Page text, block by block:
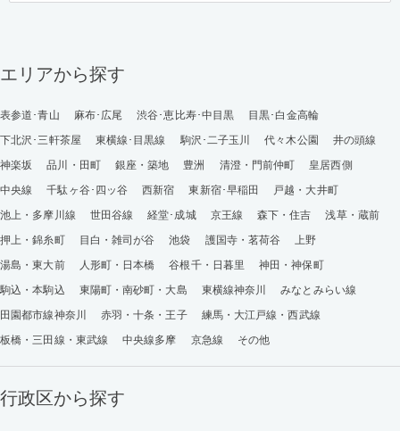
エリアから探す
表参道･青山 麻布･広尾 渋谷･恵比寿･中目黒
目黒･白金高輪
下北沢･三軒茶屋
東横線･目黒線 駒沢･二子玉川 代々木公園
井の頭線
神楽坂
品川・田町 銀座・築地 豊洲 清澄・門前仲町
皇居西側
中央線
千駄ヶ谷･四ッ谷 西新宿 東新宿･早稲田
戸越・大井町
池上・多摩川線
世田谷線 経堂･成城 京王線 森下・住吉
浅草・蔵前
押上・錦糸町
目白・雑司が谷 池袋 護国寺・茗荷谷
上野
湯島・東大前
人形町・日本橋 谷根千・日暮里
神田・神保町
駒込・本駒込
東陽町・南砂町・大島 東横線神奈川
みなとみらい線
田園都市線神奈川
赤羽・十条・王子
練馬・大江戸線・西武線
板橋・三田線・東武線
中央線多摩 京急線 その他
行政区から探す